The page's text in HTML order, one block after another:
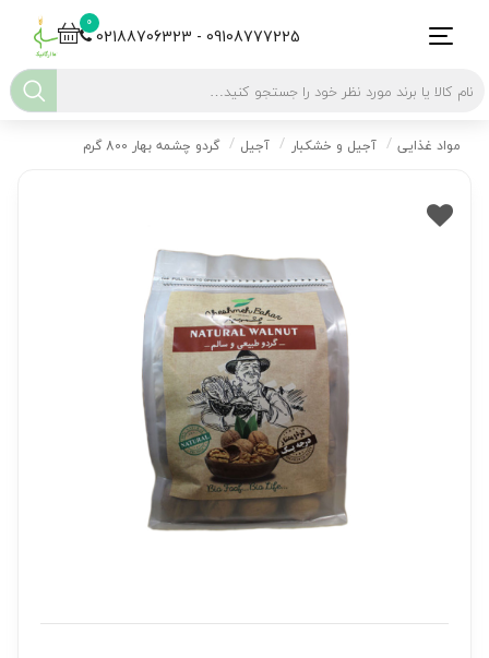
0
02188706323 - 09108777225
مواد غذایی آجیل و خشکبار آجیل گردو چشمه بهار 800 گرم